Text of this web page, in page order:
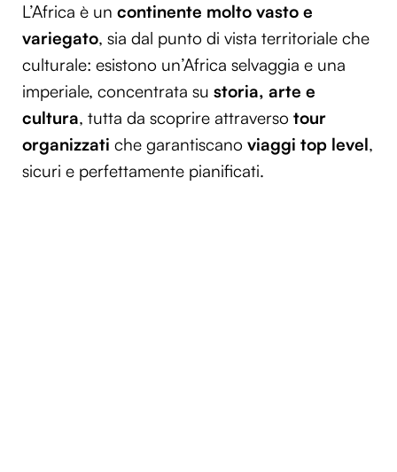
L’Africa è un continente molto vasto e
variegato, sia dal punto di vista territoriale che
culturale: esistono un’Africa selvaggia e una
imperiale, concentrata su storia, arte e
cultura, tutta da scoprire attraverso tour
organizzati che garantiscano viaggi top level,
sicuri e perfettamente pianificati.